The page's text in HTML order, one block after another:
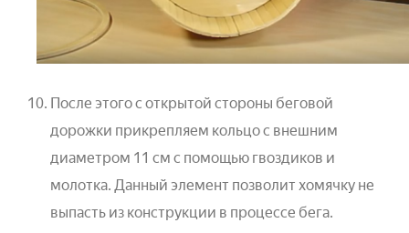
После этого с открытой стороны беговой
дорожки прикрепляем кольцо с внешним
диаметром 11 см с помощью гвоздиков и
молотка. Данный элемент позволит хомячку не
выпасть из конструкции в процессе бега.